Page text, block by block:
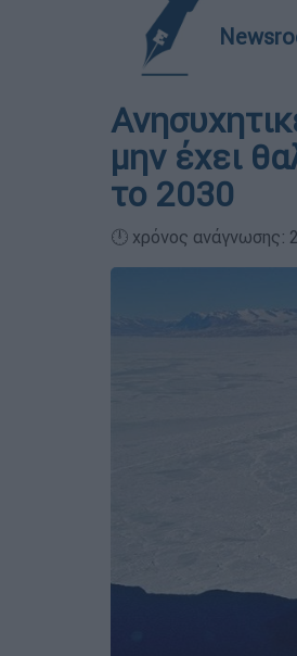
μην έχει
το 2030
🕛 χρόνος ανάγνωσης: